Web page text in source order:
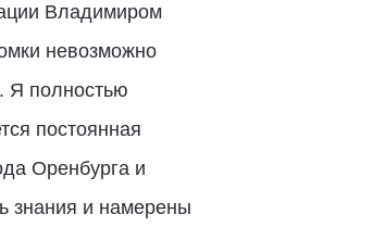
Владимиром
невозможно
Я полностью
постоянная
Оренбурга и
знания и намерены